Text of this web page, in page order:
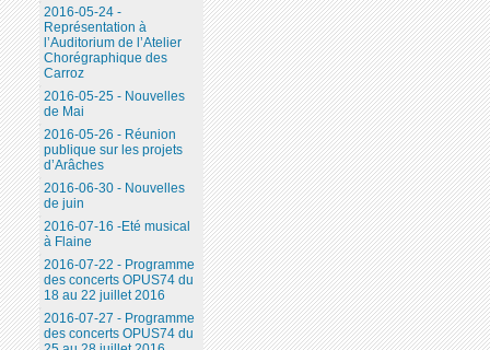
2016-05-24 -
Représentation à
l’Auditorium de l’Atelier
Chorégraphique des
Carroz
2016-05-25 - Nouvelles
de Mai
2016-05-26 - Réunion
publique sur les projets
d’Arâches
2016-06-30 - Nouvelles
de juin
2016-07-16 -Eté musical
à Flaine
2016-07-22 - Programme
des concerts OPUS74 du
18 au 22 juillet 2016
2016-07-27 - Programme
des concerts OPUS74 du